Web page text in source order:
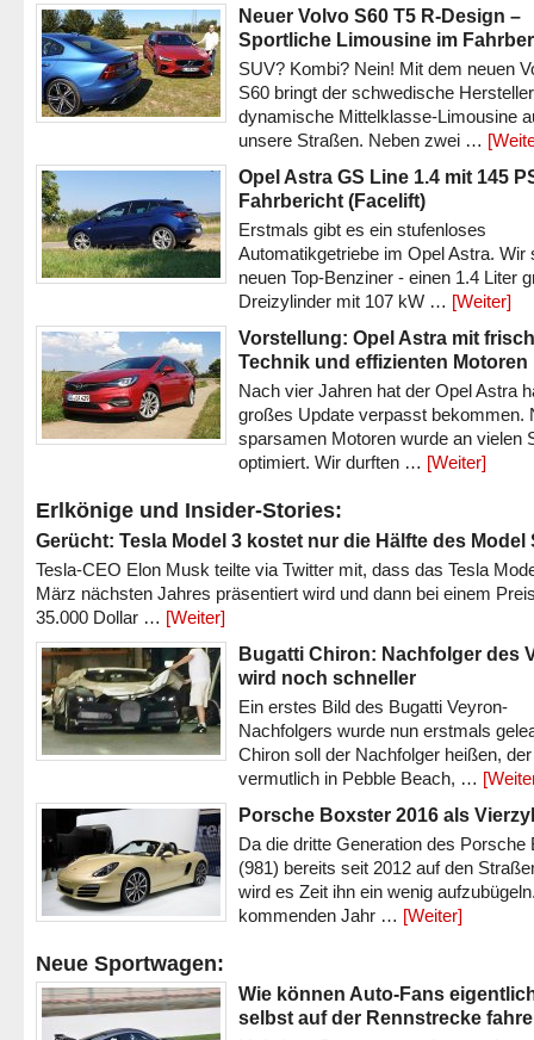
Neuer Volvo S60 T5 R-Design –
Sportliche Limousine im
SUV? Kombi? Nein! Mit dem neuen
S60 bringt der schwedische
dynamische Mittelklasse-Limousine
unsere Straßen. Neben zwei …
Opel Astra GS Line 1.4 mit 145
Fahrbericht (Facelift)
Erstmals gibt es ein stufenloses
Automatikgetriebe im Opel Astra. Wir
neuen Top-Benziner - einen 1.4 Liter
Dreizylinder mit 107 kW … [Weiter]
Vorstellung: Opel Astra mit
Technik und effizienten Motoren
Nach vier Jahren hat der Opel Astra
großes Update verpasst bekommen.
sparsamen Motoren wurde an vielen
optimiert. Wir durften … [Weiter]
Erlkönige und Insider-Stories:
Gerücht: Tesla Model 3 kostet nur die Hälfte des Model
Tesla-CEO Elon Musk teilte via Twitter mit, dass das Tesla
März nächsten Jahres präsentiert wird und dann bei einem
35.000 Dollar … [Weiter]
Bugatti Chiron: Nachfolger des
wird noch schneller
Ein erstes Bild des Bugatti Veyron-
Nachfolgers wurde nun erstmals
Chiron soll der Nachfolger heißen, der
vermutlich in Pebble Beach, …
Porsche Boxster 2016 als
Da die dritte Generation des Porsche
(981) bereits seit 2012 auf den
wird es Zeit ihn ein wenig
kommenden Jahr … [Weiter]
Neue Sportwagen:
Wie können Auto-Fans
selbst auf der Rennstrecke